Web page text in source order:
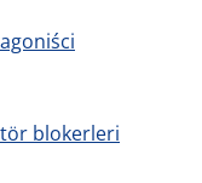
blokerleri